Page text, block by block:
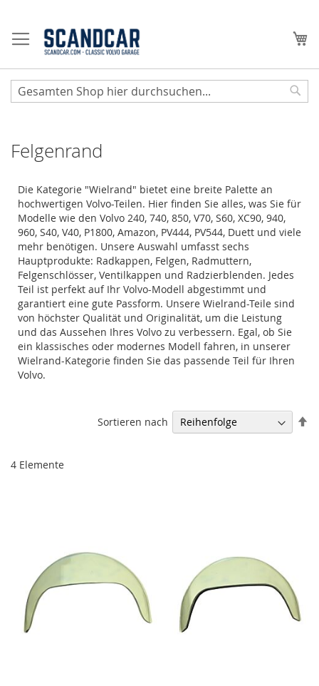
Inhalt
springen
Felgenrand
Die Kategorie "Wielrand" bietet eine breite Palette an
hochwertigen Volvo-Teilen. Hier finden Sie alles, was Sie für
Modelle wie den Volvo 240, 740, 850, V70, S60, XC90, 940,
960, S40, V40, P1800, Amazon, PV444, PV544, Duett und viele
mehr benötigen. Unsere Auswahl umfasst sechs
Hauptprodukte: Radkappen, Felgen, Radmuttern,
Felgenschlösser, Ventilkappen und Radzierblenden. Jedes
Teil ist perfekt auf Ihr Volvo-Modell abgestimmt und
garantiert eine gute Passform. Unsere Wielrand-Teile sind
von höchster Qualität und Originalität, um die Leistung
und das Aussehen Ihres Volvo zu verbessern. Egal, ob Sie
ein klassisches oder modernes Modell fahren, in unserer
Wielrand-Kategorie finden Sie das passende Teil für Ihren
Volvo.
4 Elemente
Sortieren nach